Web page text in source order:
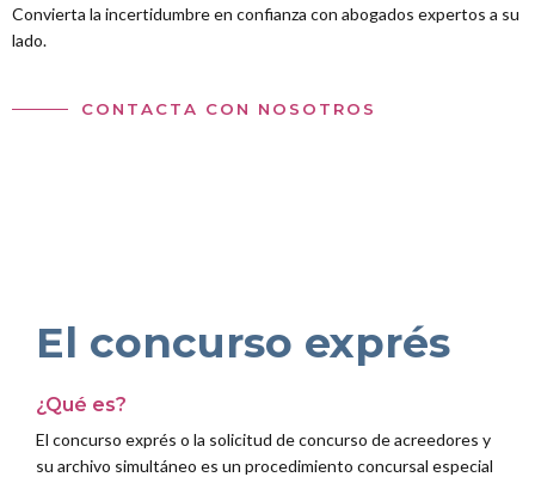
Convierta la incertidumbre en confianza con abogados expertos a su
lado.
CONTACTA CON NOSOTROS
El concurso exprés
¿Qué es?
El concurso exprés o la solicitud de concurso de acreedores y
su archivo simultáneo es un procedimiento concursal especial